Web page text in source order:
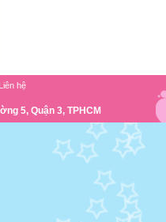
Liên hệ
5, Quận 3, TPHCM